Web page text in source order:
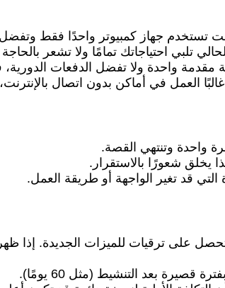
تستخدم جهاز كمبيوتر واحدًا فقط
تلبي احتياجاتك تمامًا ولا تشعر
مقدمة واحدة ولا تفضل الدفعات
العمل في أماكن بدون اتصال
واحدة وتنتهي القصة.
يخلق شعورًا بالاستقرار.
التي قد تغير الواجهة أو طريقة العمل.
على ترقيات للميزات الجديدة. إذا
بعد التنشيط (مثل 60 يومًا).